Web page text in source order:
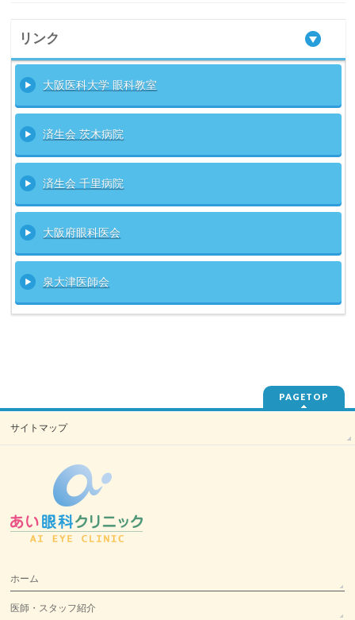
リンク
大阪医科大学 眼科教室
済生会 茨木病院
済生会 千里病院
大阪府眼科医会
泉大津医師会
PAGETOP
サイトマップ
ホーム
医師・スタッフ紹介